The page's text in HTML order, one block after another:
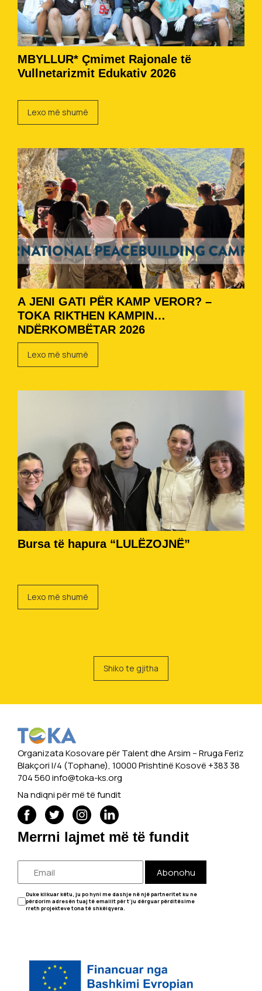
MBYLLUR* Çmimet Rajonale të
Vullnetarizmit Edukativ 2026
Lexo më shumë
A JENI GATI PËR KAMP VEROR? –
TOKA RIKTHEN KAMPIN
NDËRKOMBËTAR 2026
Lexo më shumë
Bursa të hapura “LULËZOJNË”
Lexo më shumë
Shiko te gjitha
Organizata Kosovare për Talent dhe Arsim -- Rruga Feriz
Blakçori I/4 (Tophane), 10000 Prishtinë Kosovë +383 38
704 560info@toka-ks.org
Na ndiqni për më të fundit
Merrni lajmet më të fundit
Abonohu
Duke klikuar këtu, ju po hyni me dashje në një partneritet ku ne
përdorim adresën tuaj të emailit për t'ju dërguar përditësime
rreth projekteve tona të shkëlqyera.